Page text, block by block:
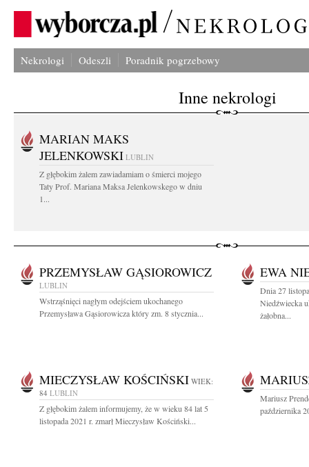
Nekrologi Odeszli Poradnik pogrzebowy
Inne nekrologi
MARIAN MAKS
JELENKOWSKI LUBLIN
Z głębokim żalem zawiadamiam o śmierci mojego
Taty Prof. Mariana Maksa Jelenkowskego w dniu
1...
PRZEMYSŁAW GĄSIOROWICZ
LUBLIN
Wstrząśnięci nagłym odejściem ukochanego
Przemysława Gąsiorowicza który zm. 8 stycznia...
EWA
Dnia 27
Niedźwiecka
żałobna...
MIECZYSŁAW KOŚCIŃSKI WIEK:
84 LUBLIN
Z głębokim żalem informujemy, że w wieku 84 lat 5
listopada 2021 r. zmarł Mieczysław Kościński...
Mariusz
października